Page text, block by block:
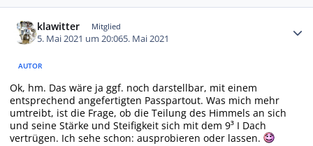
klawitter Mitglied
5. Mai 2021 um 20:065. Mai 2021
AUTOR
Ok, hm. Das wäre ja ggf. noch darstellbar, mit einem
entsprechend angefertigten Passpartout. Was mich mehr
umtreibt, ist die Frage, ob die Teilung des Himmels an sich
und seine Stärke und Steifigkeit sich mit dem 9³ I Dach
vertrügen. Ich sehe schon: ausprobieren oder lassen.